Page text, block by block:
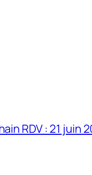
RDV : 21 juin